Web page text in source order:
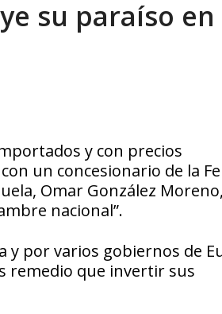
incumplidas... AGOSTO 6, 2026
su paraíso en
y con precios
un concesionario de la
Omar González Moreno,
nacional”.
y por varios gobiernos de
remedio que invertir sus